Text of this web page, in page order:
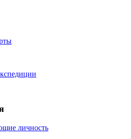
личность